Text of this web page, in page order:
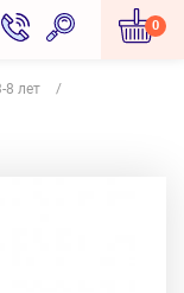
0
8 лет